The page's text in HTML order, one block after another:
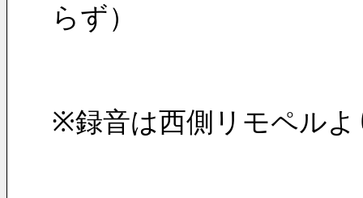
らず）
※録音は西側リモペルよ